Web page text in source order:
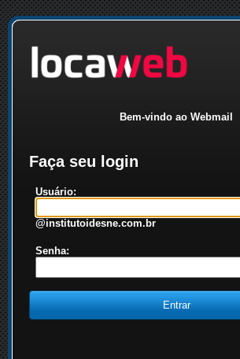
Bem-vindo ao Webmail
Faça seu login
Usuário:
@institutoidesne.com.br
Senha: